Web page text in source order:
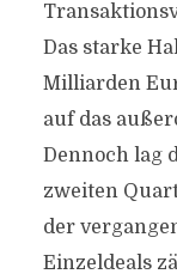
Das starke
Milliarden
auf das
Dennoch lag
zweiten
der
Einzeldeals